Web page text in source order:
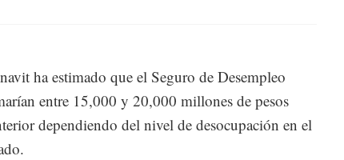
ha estimado que el Seguro de Desempleo
entre 15,000 y 20,000 millones de pesos
dependiendo del nivel de desocupación en el